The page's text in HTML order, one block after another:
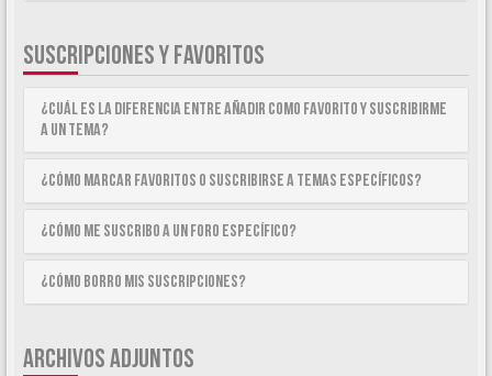
SUSCRIPCIONES Y FAVORITOS
¿Cuál es la diferencia entre añadir como Favorito y suscribirme
a un tema?
¿Cómo marcar Favoritos o suscribirse a temas específicos?
¿Cómo me suscribo a un foro específico?
¿Cómo borro mis suscripciones?
ARCHIVOS ADJUNTOS